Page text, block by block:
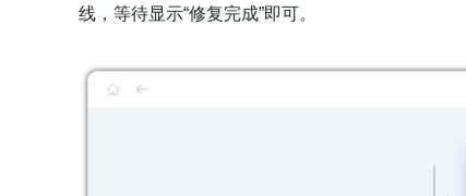
线，等待显示“修复完成”即可。